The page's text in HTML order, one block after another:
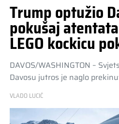
Trump optužio
pokušaj
LEGO kockicu
DAVOS/WASHINGTON –
Davosu jutros je naglo
VLADO LUCIĆ